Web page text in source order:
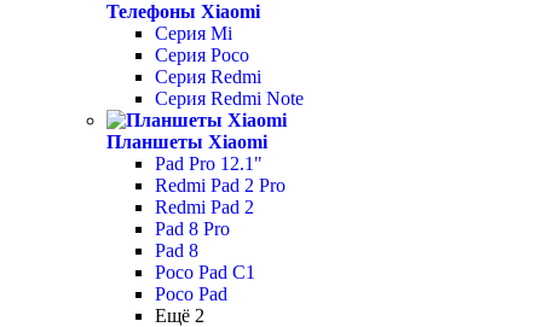
Телефоны Xiaomi
Серия Mi
Серия Poco
Серия Redmi
Серия Redmi Note
Планшеты Xiaomi
Pad Pro 12.1"
Redmi Pad 2 Pro
Redmi Pad 2
Pad 8 Pro
Pad 8
Poco Pad С1
Poco Pad
Ещё 2